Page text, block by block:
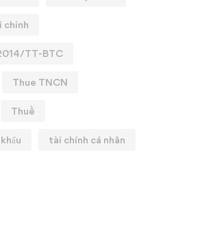
chinh
TT-BTC
Thue TNCN
Thuế
tài chính cá nhân